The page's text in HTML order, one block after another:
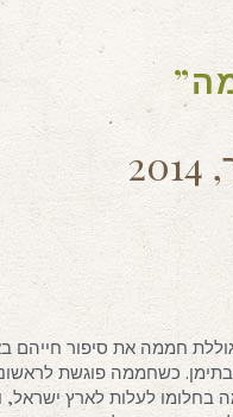
חממה את סיפור חייהם
קטן בתימן. כשחממה פוגשת
לעלות לארץ ישראל,